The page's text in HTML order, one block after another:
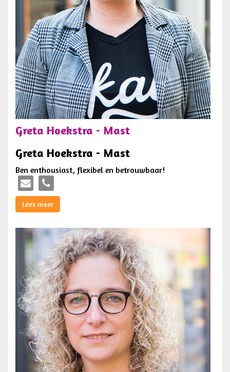
Greta Hoekstra - Mast
Greta Hoekstra - Mast
Ben enthousiast, flexibel en betrouwbaar!
Lees meer